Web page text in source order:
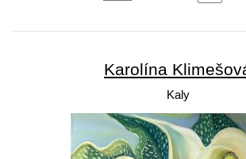
Karolína
Kaly